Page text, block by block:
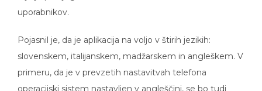
uporabnikov.
slovenskem, italijanskem, madžarskem in angleškem. V
primeru, da je v prevzetih nastavitvah telefona
operacijski sistem nastavljen v angleščini, se bo tudi